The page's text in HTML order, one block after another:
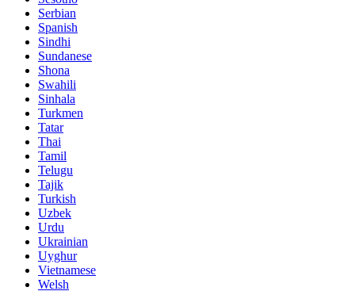
Serbian
Spanish
Sindhi
Sundanese
Shona
Swahili
Sinhala
Turkmen
Tatar
Thai
Tamil
Telugu
Tajik
Turkish
Uzbek
Urdu
Ukrainian
Uyghur
Vietnamese
Welsh